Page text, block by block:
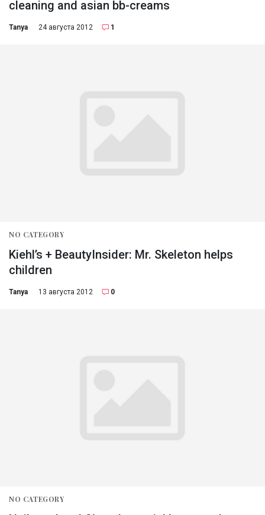
cleaning and asian bb-creams
Tanya 24 августа 2012 1
NO CATEGORY
Kiehl’s + BeautyInsider: Mr. Skeleton helps
children
Tanya 13 августа 2012 0
NO CATEGORY